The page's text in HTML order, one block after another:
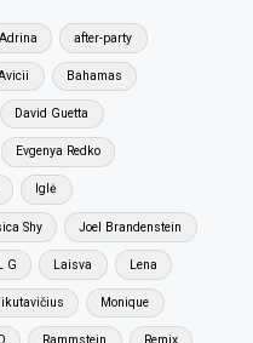
Adrina after-party
Bahamas
David Guetta
Evgenya Redko
Iglė
Shy Joel Brandenstein
G Laisva Lena
Monique